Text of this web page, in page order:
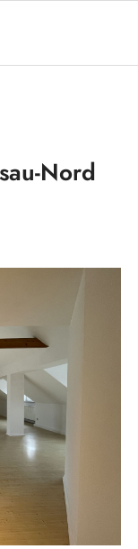
Nord